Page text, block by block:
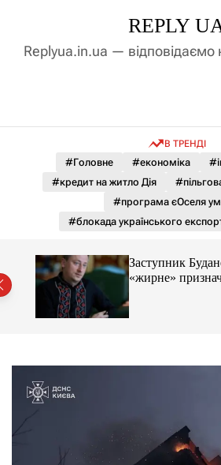
д
REPLY
Replyua.in.ua — відповідаємо
В ТРЕНДІ
#Головне #економіка
#кредит на житло Дія
#програма єОселя
#блокада українського
Заступник
«жирне»